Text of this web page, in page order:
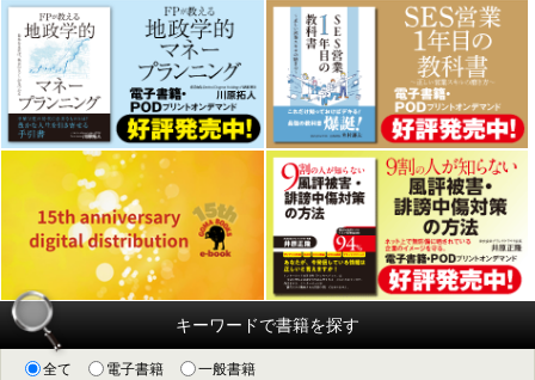
キーワードで書籍を探す
全て 電子書籍 一般書籍